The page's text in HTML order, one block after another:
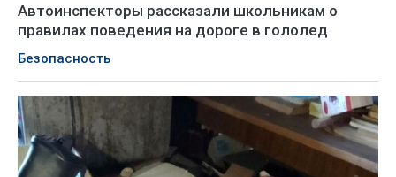
Автоинспекторы рассказали школьникам о
правилах поведения на дороге в гололед
Безопасность